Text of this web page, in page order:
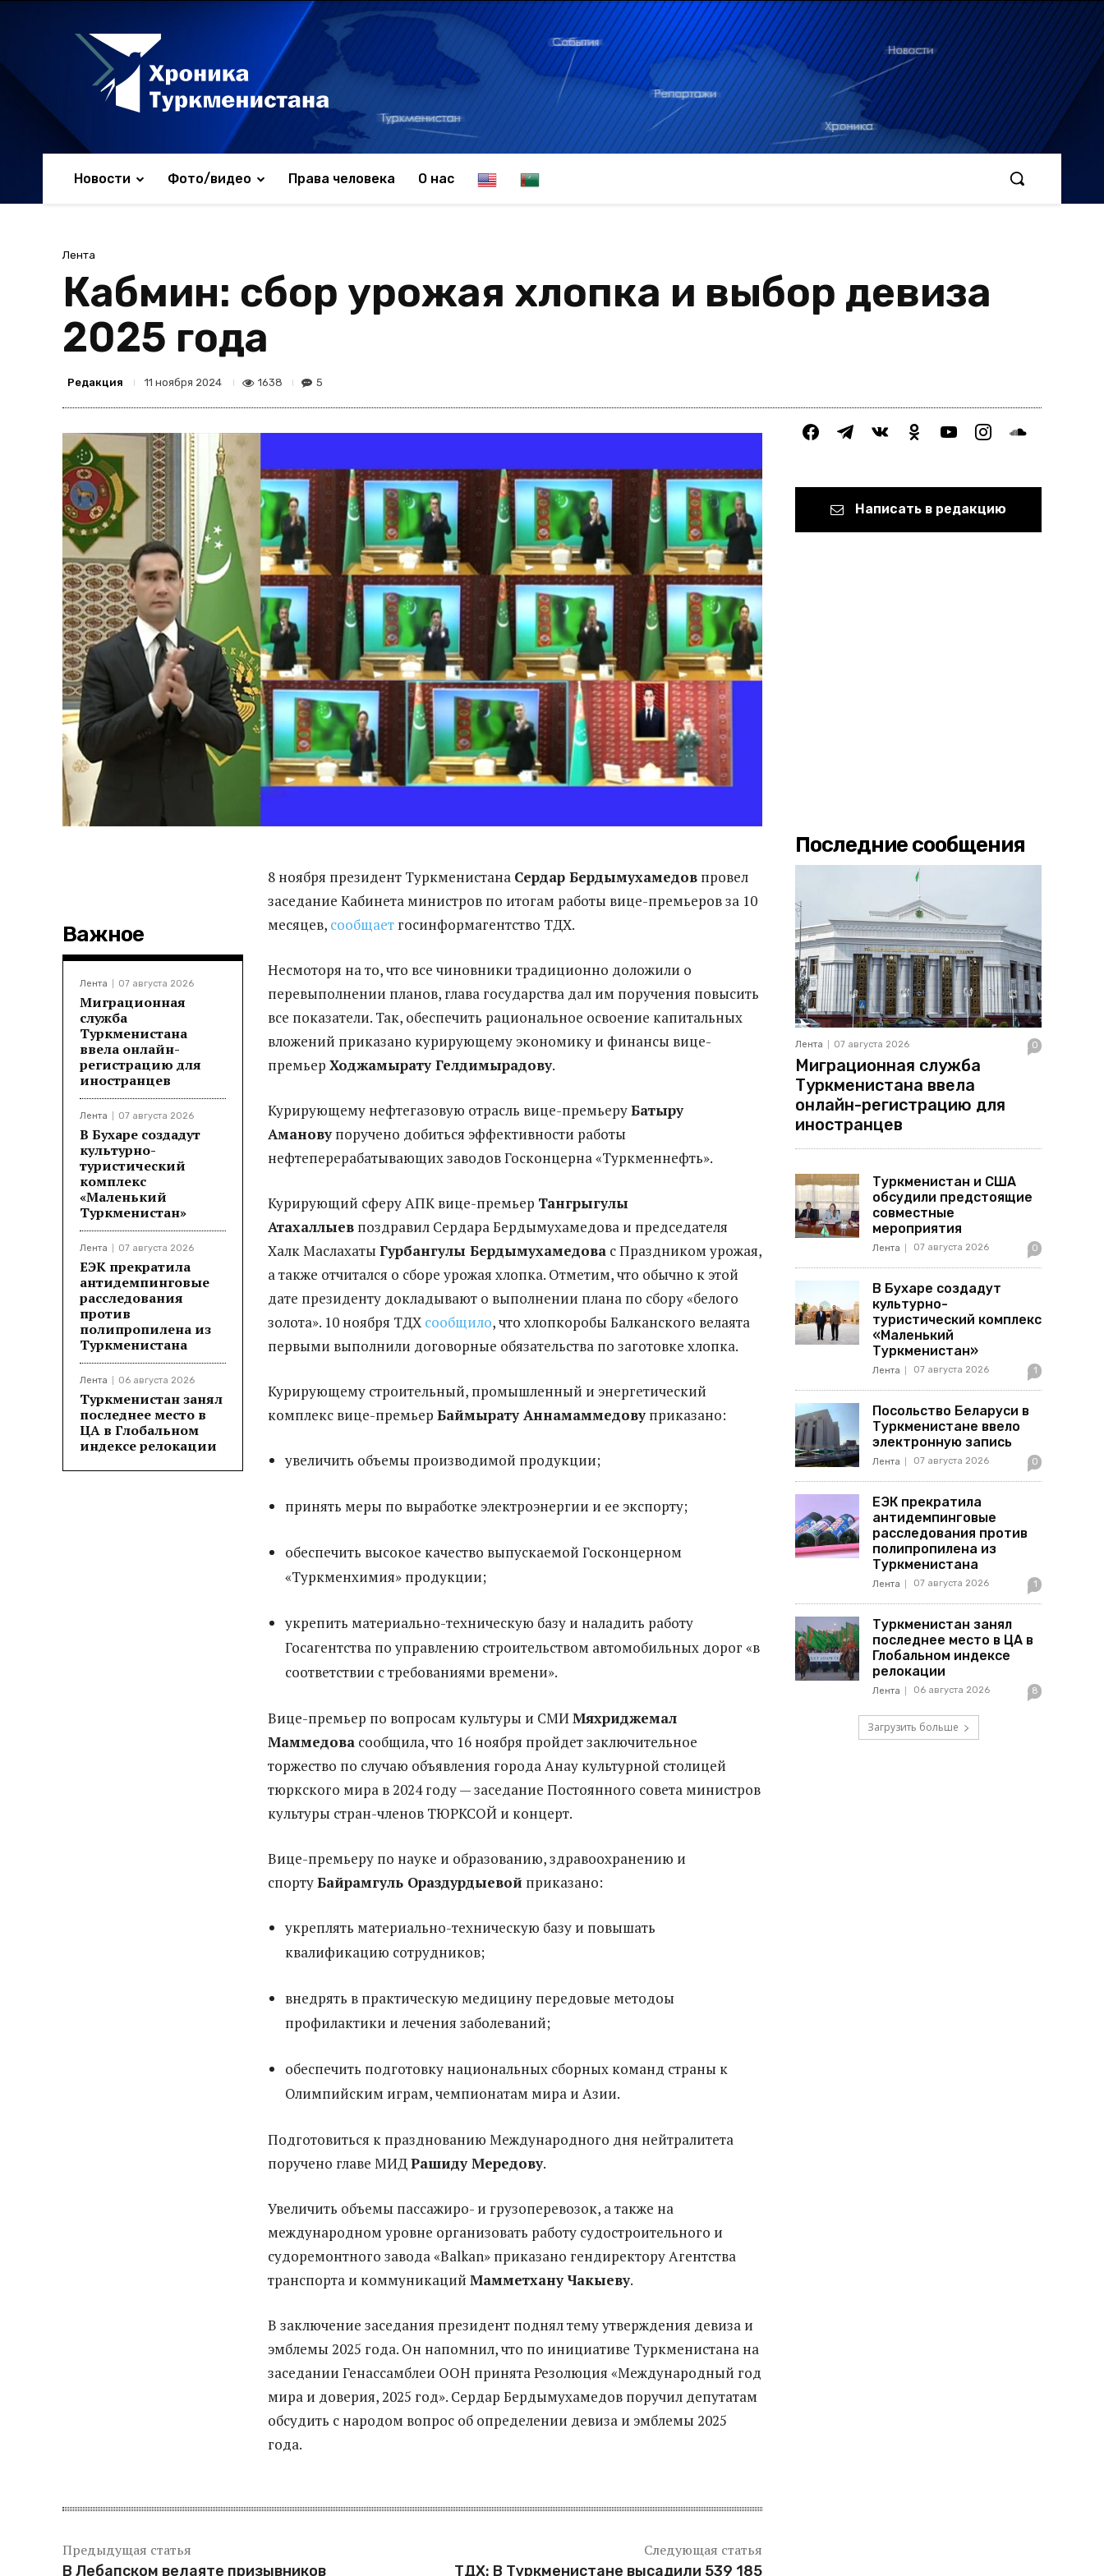
Новости Фото/видео Права человека О нас E
h
T
n
c
e
Лента
Кабмин: сбор урожая хлопка и выбор девиза
2025 года
Редакция 11 ноября 2024 1638 5
Важное
Лента 07 августа 2026
Миграционная
служба
Туркменистана
ввела онлайн-
регистрацию для
иностранцев
Лента 07 августа 2026
В Бухаре создадут
культурно-
туристический
комплекс
«Маленький
Туркменистан»
Лента 07 августа 2026
ЕЭК прекратила
антидемпинговые
расследования
против
полипропилена из
Туркменистана
Лента 06 августа 2026
Туркменистан занял
последнее место в
ЦА в Глобальном
индексе релокации
8 ноября президент Туркменистана Сердар Бердымухамедов провел
заседание Кабинета министров по итогам работы вице-премьеров за 10
месяцев, сообщает госинформагентство ТДХ.
Несмоторя на то, что все чиновники традиционно доложили о
перевыполнении планов, глава государства дал им поручения повысить
все показатели. Так, обеспечить рациональное освоение капитальных
вложений приказано курирующему экономику и финансы вице-
премьер Ходжамырату Гелдимырадову.
Курирующему нефтегазовую отрасль вице-премьеруБатыру
Амановупоручено добиться эффективности работы
нефтеперерабатывающих заводов Госконцерна «Туркменнефть».
Курирующий сферу АПК вице-премьер Тангрыгулы
Атахаллыев поздравил Сердара Бердымухамедова и председателя
Халк Маслахаты Гурбангулы Бердымухамедова с Праздником урожая,
а также отчитался о сборе урожая хлопка. Отметим, что обычно к этой
дате президенту докладывают о выполнении плана по сбору «белого
золота». 10 ноября ТДХсообщило, что хлопкоробы Балканского велаята
первыми выполнили договорные обязательства по заготовке хлопка.
Курирующему строительный, промышленный и энергетический
комплекс вице-премьер Баймырату Аннамаммедовуприказано:
увеличить объемы производимой продукции;
принять меры по выработке электроэнергии и ее экспорту;
обеспечить высокое качество выпускаемой Госконцерном
«Туркменхимия» продукции;
укрепить материально-техническую базу и наладить работу
Госагентства по управлению строительством автомобильных дорог «в
соответствии с требованиями времени».
Вице-премьер по вопросам культуры и СМИМяхриджемал
Маммедова сообщила, что 16 ноября пройдет заключительное
торжество по случаю объявления города Анау культурной столицей
тюркского мира в 2024 году — заседание Постоянного совета министров
культуры стран-членов ТЮРКСОЙ и концерт.
Вице-премьеру по науке и образованию, здравоохранению и
спортуБайрамгуль Ораздурдыевой приказано:
укреплять материально-техническую базу и повышать
квалификацию сотрудников;
внедрять в практическую медицину передовые методоы
профилактики и лечения заболеваний;
обеспечить подготовку национальных сборных ­команд страны к
Олимпийским играм, чемпионатам мира и Азии.
Подготовиться к празднованию Международного дня нейтралитета
поручено главе МИДРашиду Мередову.
Увеличить объемы пассажиро- и грузоперевозок, а также на
международном уровне организовать работу судостроительного и
судоремонтного завода «Balkan» приказано гендиректору Агентства
транспорта и коммуникаций Мамметхану Чакыеву.
В заключение заседания президент поднял тему утверждения девиза и
эмблемы 2025 года. Он напомнил, что по инициативе Туркменистана на
заседании Генассамблеи ООН принята Резолюция «Международный год
мира и доверия, 2025 год». Сердар Бердымухамедов поручил депутатам
обсудить с народом вопрос об определении девиза и эмблемы 2025
года.
Предыдущая статья
В Лебапском велаяте призывников
Следующая статья
ТДХ: В Туркменистане высадили 539 185
facebooktelegramvkontakteodnoklassniki
youtubeinstagramsoundcloud
Написать в редакцию
Последние сообщения
Лента 07 августа 2026 0
Миграционная служба
Туркменистана ввела
онлайн-регистрацию для
иностранцев
Туркменистан и США
обсудили предстоящие
совместные
мероприятия
Лента 07 августа 2026 0
В Бухаре создадут
культурно-
туристический комплекс
«Маленький
Туркменистан»
Лента 07 августа 2026 1
Посольство Беларуси в
Туркменистане ввело
электронную запись
Лента 07 августа 2026 0
ЕЭК прекратила
антидемпинговые
расследования против
полипропилена из
Туркменистана
Лента 07 августа 2026 1
Туркменистан занял
последнее место в ЦА в
Глобальном индексе
релокации
Лента 06 августа 2026 8
Загрузить больше